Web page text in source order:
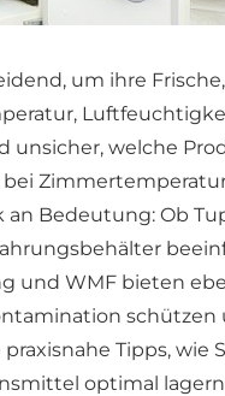
um ihre
unsicher, welche
Bedeutung: Ob
und WMF bieten
schützen
Tipps, wie
optimal